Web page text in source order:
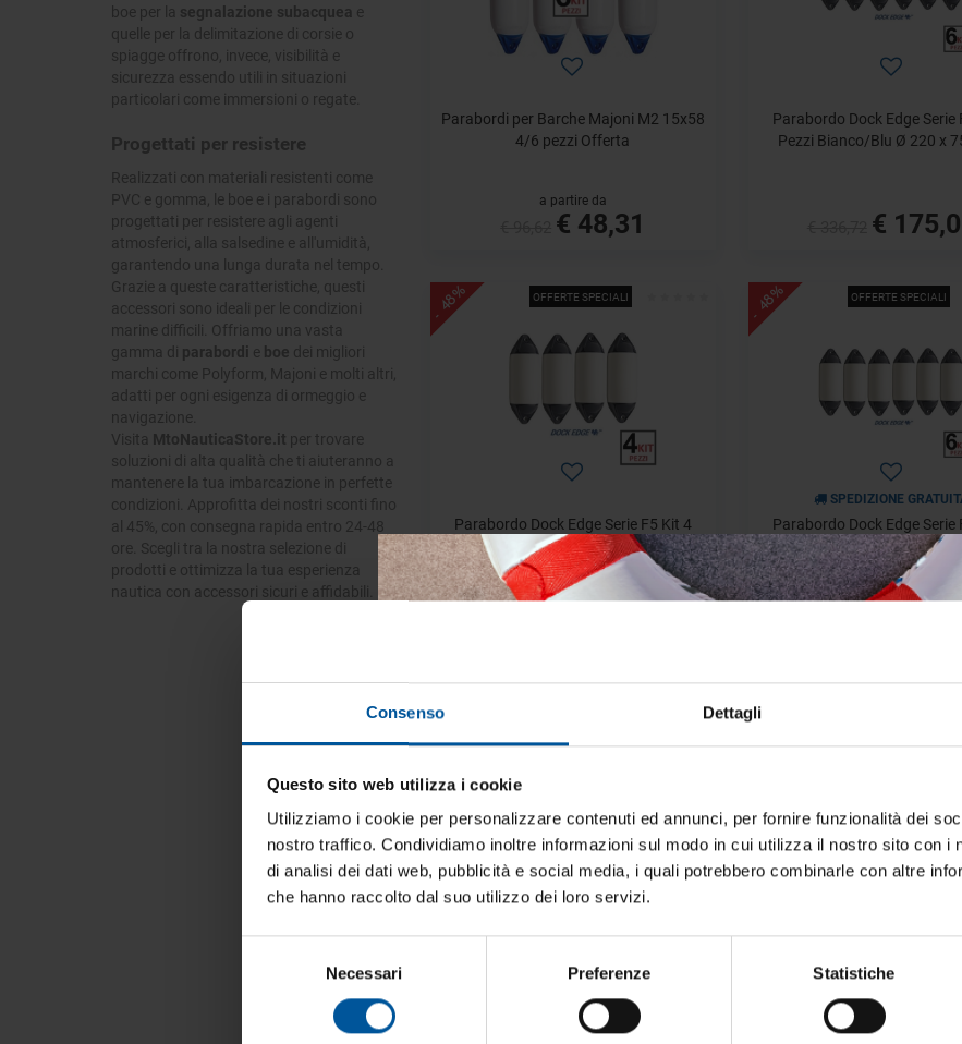
Tieniti aggiornato sulle migliori occasioni
tua barca
Iscriviti alla newsletter e ricevi le offerte più vantaggiose e
vive la nautica ogni giorno. Con MTO trovi tutto ciò che serve davvero
Consenso Dettagli
Questo sito web utilizza i cookie
Utilizziamo i cookie per personalizzare contenuti ed annunci, per fornire funzionalità dei
nostro traffico. Condividiamo inoltre informazioni sul modo in cui utilizza il nostro sito con i
di analisi dei dati web, pubblicità e social media, i quali potrebbero combinarle con altre
che hanno raccolto dal suo utilizzo dei loro servizi.
Necessari Preferenze Statistiche
boe per la segnalazione subacquea e
quelle per la delimitazione di corsie o
spiagge offrono, invece, visibilità e
sicurezza essendo utili in situazioni
particolari come immersioni o regate.
Progettati per resistere
Realizzati con materiali resistenti come
PVC e gomma, le boe e i parabordi sono
progettati per resistere agli agenti
atmosferici, alla salsedine e all'umidità,
garantendo una lunga durata nel tempo.
Grazie a queste caratteristiche, questi
accessori sono ideali per le condizioni
marine difficili. Offriamo una vasta
gamma di parabordi e boe dei migliori
marchi come Polyform, Majoni e molti altri,
adatti per ogni esigenza di ormeggio e
navigazione.
Visita MtoNauticaStore.it per trovare
soluzioni di alta qualità che ti aiuteranno a
mantenere la tua imbarcazione in perfette
condizioni. Approfitta dei nostri sconti fino
al 45%, con consegna rapida entro 24-48
ore. Scegli tra la nostra selezione di
prodotti e ottimizza la tua esperienza
nautica con accessori sicuri e affidabili.
Parabordi per Barche Majoni M2 15x58
4/6 pezzi Offerta
a partire da
€ 48,31
Parabordo Dock Edge Serie
Pezzi Bianco/Blu Ø 220 x
€
OFFERTE SPECIALI
- 48%
Parabordo Dock Edge Serie F5 Kit 4
Pezzi Bianco/Blu Ø 290 x 780 mm
OFFERTE SPECIALI
- 48%
SPEDIZIONE
Parabordo Dock Edge Serie
Pezzi Bianco/Blu Ø 290 x
- 50%
Parabordi per Barche Majoni M5 30x90
a partire da
€ 166,26
- 45%
Parabordo Polyform F3
a partire da
€ 268,04 € 147,42